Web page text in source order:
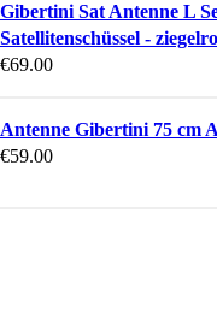
Gibertini Sat Antenne L
Satellitenschüssel -
€69.00
Antenne Gibertini 75 cm
€59.00